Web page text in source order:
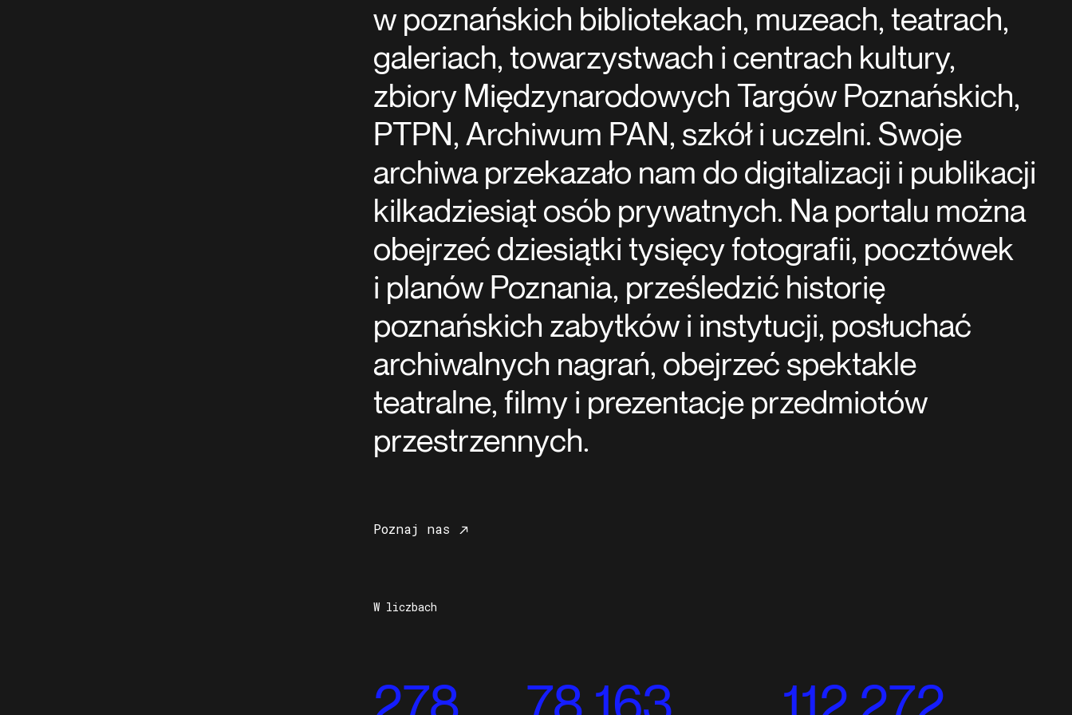
w poznańskich bibliotekach, muzeach, teatrach,
galeriach, towarzystwach i centrach kultury,
zbiory Międzynarodowych Targów Poznańskich,
PTPN, Archiwum PAN, szkół i uczelni. Swoje
archiwa przekazało nam do digitalizacji i publikacji
kilkadziesiąt osób prywatnych. Na portalu można
obejrzeć dziesiątki tysięcy fotografii, pocztówek
i planów Poznania, prześledzić historię
poznańskich zabytków i instytucji, posłuchać
archiwalnych nagrań, obejrzeć spektakle
teatralne, filmy i prezentacje przedmiotów
przestrzennych.
Poznaj nas
W liczbach